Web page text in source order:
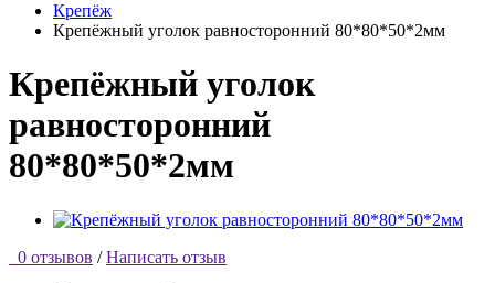
Крепёж
Крепёжный уголок равносторонний 80*80*50*2мм
Крепёжный уголок
равносторонний
80*80*50*2мм
0 отзывов / Написать отзыв